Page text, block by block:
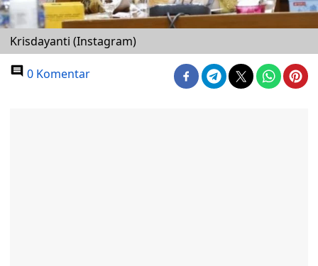
Krisdayanti (Instagram)
0 Komentar